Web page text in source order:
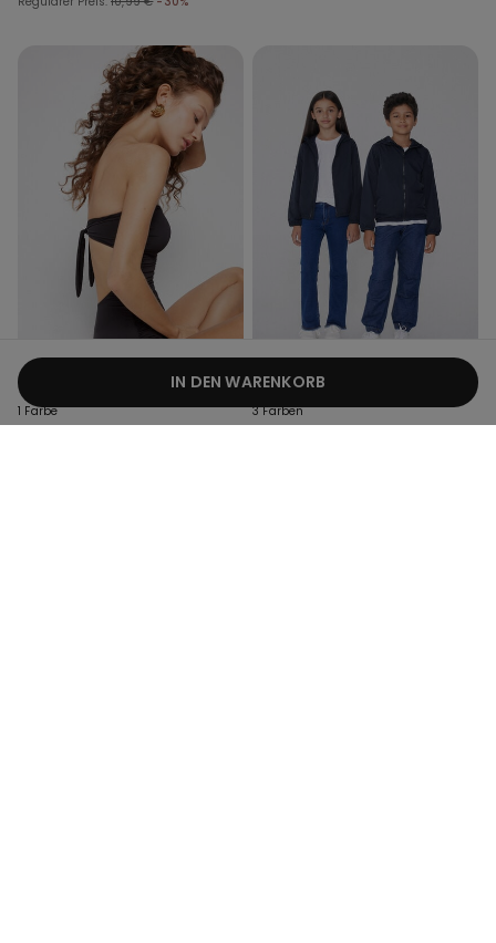
IN DEN WARENKORB
Recyceltes Mikrofaser
1 Farbe 3 Farben